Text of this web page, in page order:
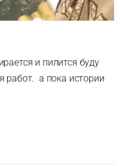
и пилится буду
работ. а пока истории